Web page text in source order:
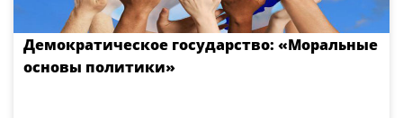
Демократическое государство: «Моральные
основы политики»